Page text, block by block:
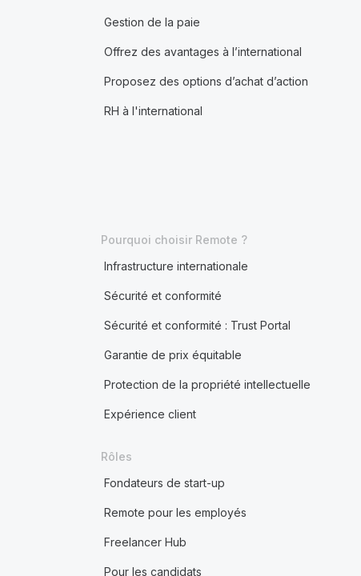
Gestion de la paie
Offrez des avantages à l’international
Proposez des options d’achat d’action
RH à l'international
Pourquoi choisir Remote ?
Infrastructure internationale
Sécurité et conformité
Sécurité et conformité : Trust Portal
Garantie de prix équitable
Protection de la propriété intellectuelle
Expérience client
Rôles
Fondateurs de start-up
Remote pour les employés
Freelancer Hub
Pour les candidats